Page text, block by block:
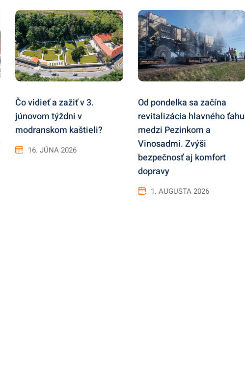
Čo vidieť a zažiť v 3.
júnovom týždni v
modranskom kaštieli?
16. JÚNA 2026
Od pondelka sa začína
revitalizácia hlavného ťahu
medzi Pezinkom a
Vinosadmi. Zvýši
bezpečnosť aj komfort
dopravy
1. AUGUSTA 2026